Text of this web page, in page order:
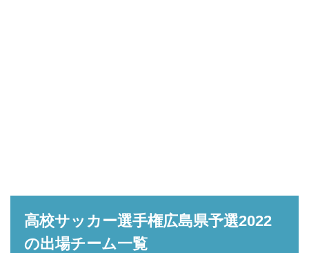
高校サッカー選手権広島県予選2022
の出場チーム一覧